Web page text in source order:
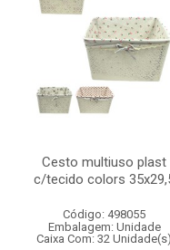
Cesto multiuso plast
c/tecido colors
Código: 498055
Embalagem: Unidade
Caixa Com: 32 Unidade(s)